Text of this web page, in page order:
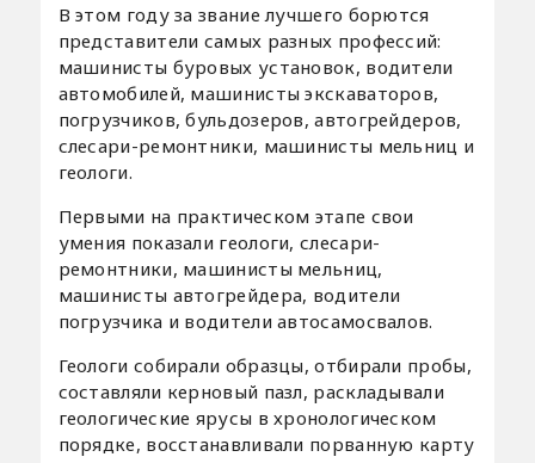
В этом году за звание лучшего борются
представители самых разных профессий:
машинисты буровых установок, водители
автомобилей, машинисты экскаваторов,
погрузчиков, бульдозеров, автогрейдеров,
слесари-ремонтники, машинисты мельниц и
геологи.
Первыми на практическом этапе свои
умения показали геологи, слесари-
ремонтники, машинисты мельниц,
машинисты автогрейдера, водители
погрузчика и водители автосамосвалов.
Геологи собирали образцы, отбирали пробы,
составляли керновый пазл, раскладывали
геологические ярусы в хронологическом
порядке, восстанавливали порванную карту